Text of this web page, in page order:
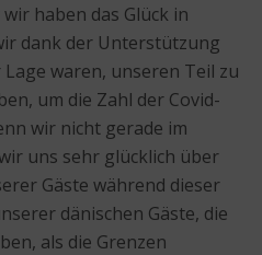
haben das Glück in
dank der Unterstützung
waren, unseren Teil zu
um die Zahl der Covid-
wir nicht gerade im
uns sehr glücklich über
Gäste während dieser
dänischen Gäste, die
als die Grenzen